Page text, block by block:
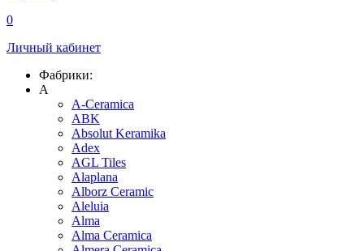
0
Личный кабинет
Фабрики:
A
A-Ceramica
ABK
Absolut Keramika
Adex
AGL Tiles
Alaplana
Alborz Ceramic
Aleluia
Alma
Alma Ceramica